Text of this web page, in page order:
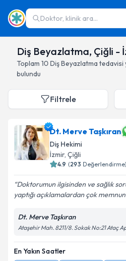
Doktor, klinik ara...
Diş Beyazlatma, Çiğli -
Toplam 10 Diş Beyazlatma tedavisi
bulundu
Filtrele
Dt. Merve Taşkıran
Diş Hekimi
İzmir, Çiğli
4.9 (293 Değerlendirme)
Doktorumun ilgisinden ve sağlık
yaptığı açıklamalardan çok
Dt. Merve Taşkıran
Ataşehir Mah. 8211/8. Sokak No:21 Ataç
En Yakın Saatler